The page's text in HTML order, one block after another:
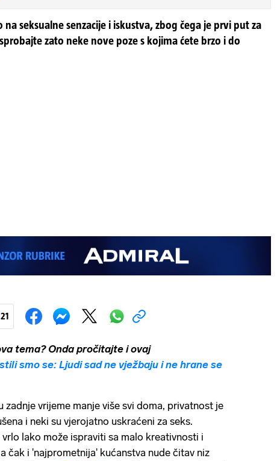
seksualne senzacije i iskustva, zbog čega je prvi put za
zato neke nove poze s kojima ćete brzo i do
21
tema? Onda pročitajte i ovaj
smo se: Ljudi sad ne vježbaju i ne hrane se
zadnje vrijeme manje više svi doma, privatnost je
i neki su vjerojatno uskraćeni za seks.
lako može ispraviti sa malo kreativnosti i
čak i 'najprometnija' kućanstva nude čitav niz